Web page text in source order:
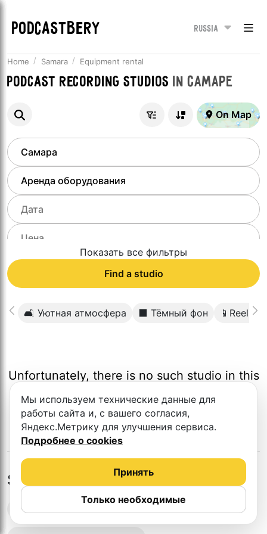
PODCASTBERY Russia
Home Samara Equipment rental
Podcast recording studios inСамаре
On Map
Показать все фильтры
Find a studio
🛋 Уютная атмосфера ⬛️ Тёмный фон 📱Reels/
Unfortunately, there is no such studio in this
Studios in nearby cities
Podcast recording studios
Мы используем технические данные для
работы сайта и, с вашего согласия,
Яндекс.Метрику для улучшения сервиса.
Подробнее о cookies
Только необходимые
Принять